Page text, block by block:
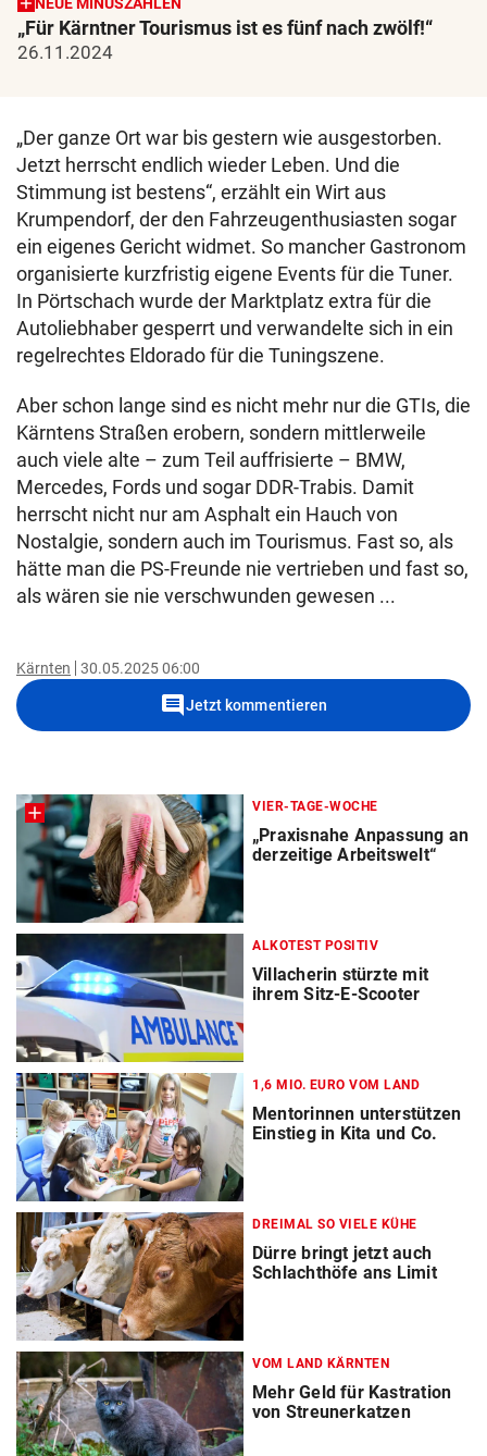
„Für Kärntner Tourismus ist es fünf nach zwölf!“
26.11.2024
„Der ganze Ort war bis gestern wie ausgestorben.
Jetzt herrscht endlich wieder Leben. Und die
Stimmung ist bestens“, erzählt ein Wirt aus
Krumpendorf, der den Fahrzeugenthusiasten sogar
ein eigenes Gericht widmet. So mancher Gastronom
organisierte kurzfristig eigene Events für die Tuner.
In Pörtschach wurde der Marktplatz extra für die
Autoliebhaber gesperrt und verwandelte sich in ein
regelrechtes Eldorado für die Tuningszene.
Aber schon lange sind es nicht mehr nur die GTIs, die
Kärntens Straßen erobern, sondern mittlerweile
auch viele alte – zum Teil auffrisierte – BMW,
Mercedes, Fords und sogar DDR-Trabis. Damit
herrscht nicht nur am Asphalt ein Hauch von
Nostalgie, sondern auch im Tourismus. Fast so, als
hätte man die PS-Freunde nie vertrieben und fast so,
als wären sie nie verschwunden gewesen ...
Kärnten 30.05.2025 06:00
commentJetzt kommentieren
VIER-TAGE-WOCHE
„Praxisnahe Anpassung an
derzeitige Arbeitswelt“
ALKOTEST POSITIV
Villacherin stürzte mit
ihrem Sitz-E-Scooter
1,6 MIO. EURO VOM LAND
Mentorinnen unterstützen
Einstieg in Kita und Co.
DREIMAL SO VIELE KÜHE
Dürre bringt jetzt auch
Schlachthöfe ans Limit
VOM LAND KÄRNTEN
Mehr Geld für Kastration
von Streunerkatzen